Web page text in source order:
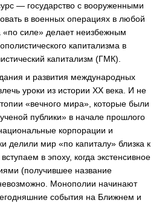
— государство с вооруженными
в военных операциях в любой
силе» делает неизбежным
капитализма в
капитализм (ГМК).
и развития международных
уроки из истории ХХ века. И не
«вечного мира», которые были
публики» в начале прошлого
корпорации и
делили мир «по капиталу» близка к
в эпоху, когда экстенсивное
(получившее название
Монополии начинают
события на Ближнем и